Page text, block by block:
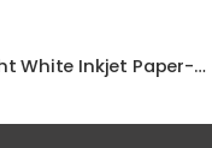
HP Bright White Inkjet Paper-914 mm x 91.4 m (36 in x 300 ft)